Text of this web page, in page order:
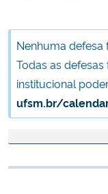
Ministério da Agricultura,
Ministério da Educação
Ministério da Cidadania
Nenhuma defesa
Todas as
institucional
ufsm.br/